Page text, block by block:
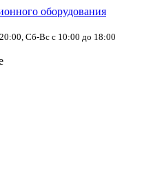
Сб-Вс с 10:00 до 18:00